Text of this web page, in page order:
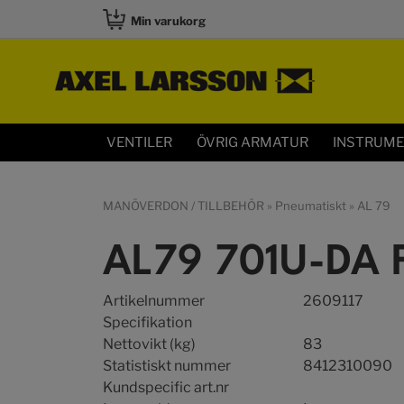
Min varukorg
VENTILER ÖVRIG ARMATUR
MANÖVERDON / TILLBEHÖR » Pneumatiskt » AL 79
AL79 701U-DA
Artikelnummer
2609117
Specifikation
Nettovikt (kg)
83
Statistiskt nummer
8412310090
Kundspecific art.nr